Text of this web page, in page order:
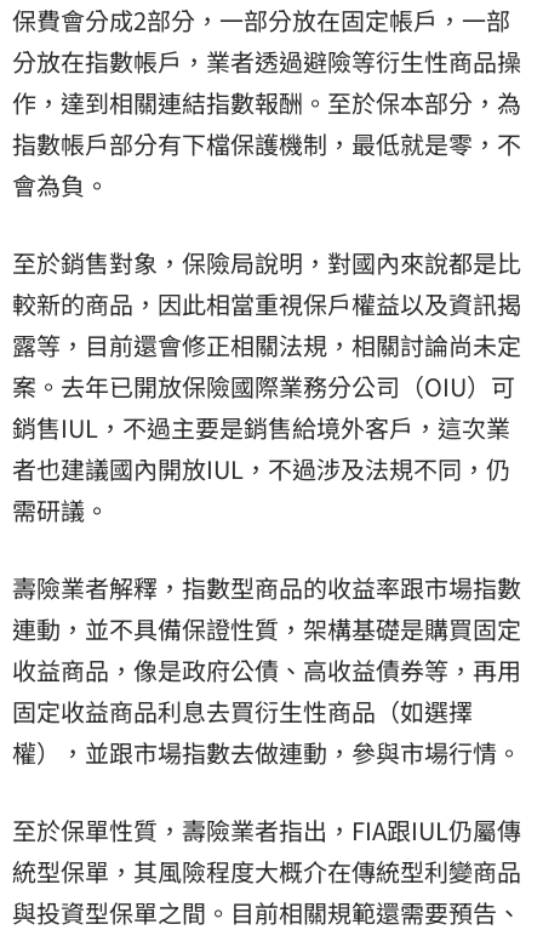
保費會分成2部分，一部分放在固定帳戶，一部
分放在指數帳戶，業者透過避險等衍生性商品操
作，達到相關連結指數報酬。至於保本部分，為
指數帳戶部分有下檔保護機制，最低就是零，不
會為負。
至於銷售對象，保險局說明，對國內來說都是比
較新的商品，因此相當重視保戶權益以及資訊揭
露等，目前還會修正相關法規，相關討論尚未定
案。去年已開放保險國際業務分公司（OIU）可
銷售IUL，不過主要是銷售給境外客戶，這次業
者也建議國內開放IUL，不過涉及法規不同，仍
需研議。
壽險業者解釋，指數型商品的收益率跟市場指數
連動，並不具備保證性質，架構基礎是購買固定
收益商品，像是政府公債、高收益債券等，再用
固定收益商品利息去買衍生性商品（如選擇
權），並跟市場指數去做連動，參與市場行情。
至於保單性質，壽險業者指出，FIA跟IUL仍屬傳
統型保單，其風險程度大概介在傳統型利變商品
與投資型保單之間。目前相關規範還需要預告、